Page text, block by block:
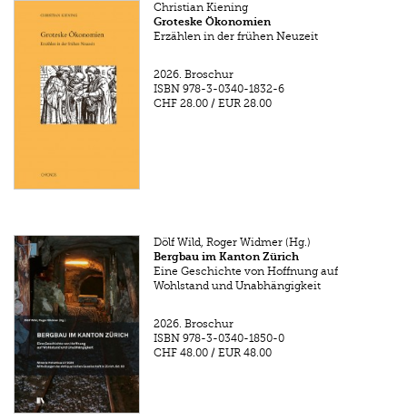
Christian Kiening
Groteske Ökonomien
Erzählen in der frühen Neuzeit
2026. Broschur
ISBN 978-3-0340-1832-6
CHF 28.00 /EUR 28.00
Dölf Wild, Roger Widmer (Hg.)
Bergbau im Kanton Zürich
Eine Geschichte von Hoffnung auf
Wohlstand und Unabhängigkeit
2026. Broschur
ISBN 978-3-0340-1850-0
CHF 48.00 /EUR 48.00